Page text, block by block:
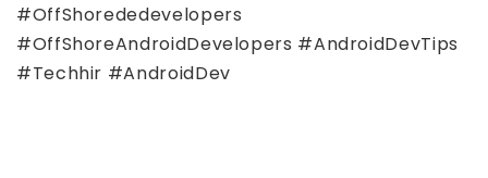
#OffShorededevelopers
#OffShoreAndroidDevelopers #AndroidDevTips
#Techhir #AndroidDev